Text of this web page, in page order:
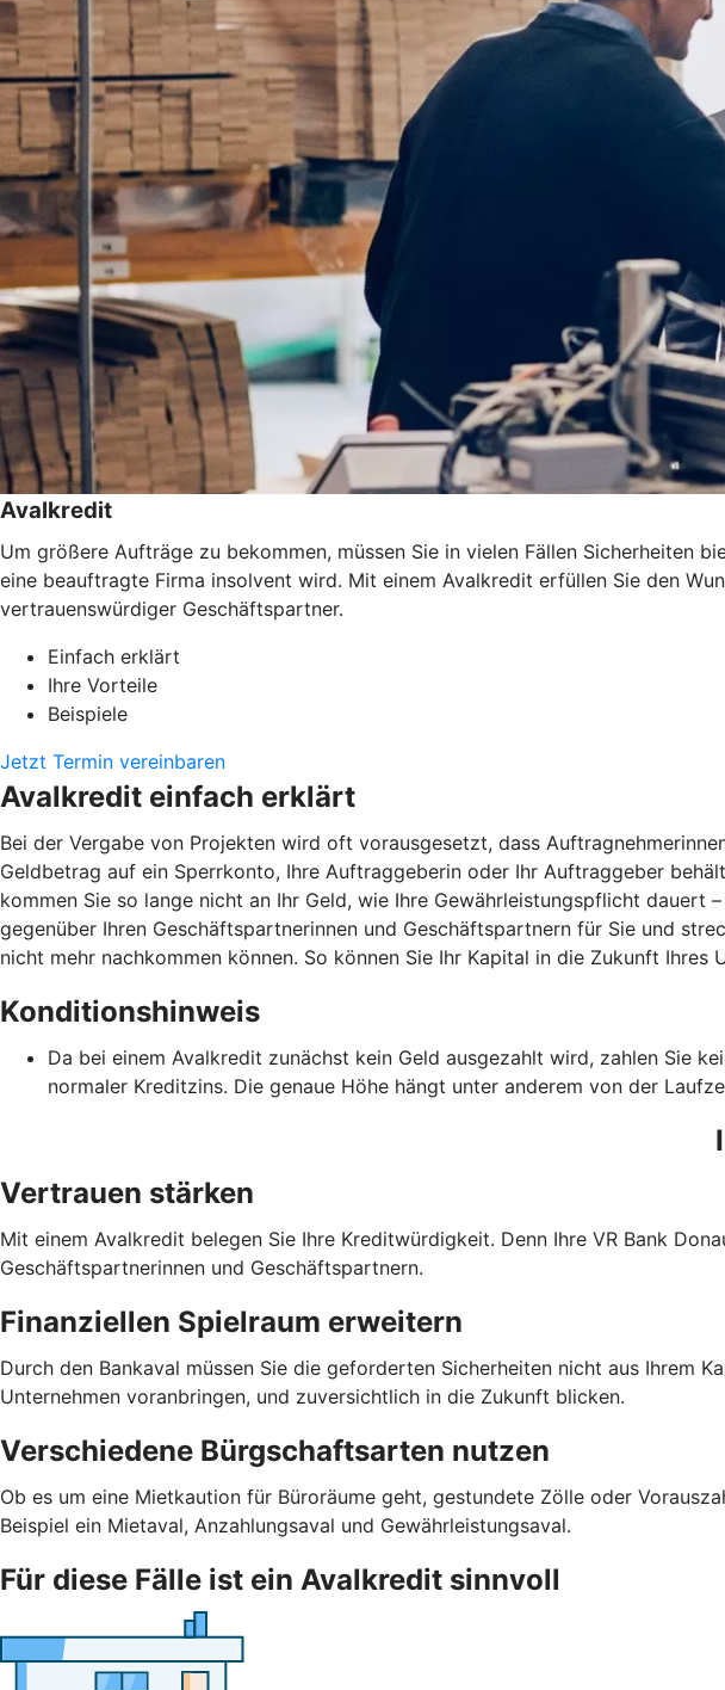
Avalkredit
Um größere Aufträge zu bekommen, müssen Sie in vielen Fällen Sicherheiten
eine beauftragte Firma insolvent wird. Mit einem Avalkredit erfüllen Sie den
vertrauenswürdiger Geschäftspartner.
Einfach erklärt
Ihre Vorteile
Beispiele
Jetzt Termin vereinbaren
Avalkredit einfach erklärt
Bei der Vergabe von Projekten wird oft vorausgesetzt, dass
Geldbetrag auf ein Sperrkonto, Ihre Auftraggeberin oder Ihr Auftraggeber
kommen Sie so lange nicht an Ihr Geld, wie Ihre Gewährleistungspflicht dauert
gegenüber Ihren Geschäftspartnerinnen und Geschäftspartnern für Sie und
nicht mehr nachkommen können. So können Sie Ihr Kapital in die Zukunft
Konditionshinweis
Da bei einem Avalkredit zunächst kein Geld ausgezahlt wird, zahlen Sie
normaler Kreditzins. Die genaue Höhe hängt unter anderem von der
Vertrauen stärken
Mit einem Avalkredit belegen Sie Ihre Kreditwürdigkeit. Denn Ihre VR Bank
Geschäftspartnerinnen und Geschäftspartnern.
Finanziellen Spielraum erweitern
Durch den Bankaval müssen Sie die geforderten Sicherheiten nicht aus Ihrem
Unternehmen voranbringen, und zuversichtlich in die Zukunft blicken.
Verschiedene Bürgschaftsarten nutzen
Ob es um eine Mietkaution für Büroräume geht, gestundete Zölle oder
Beispiel ein Mietaval, Anzahlungsaval und Gewährleistungsaval.
Für diese Fälle ist ein Avalkredit sinnvoll